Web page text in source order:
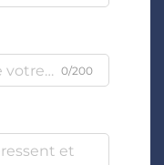
0/200